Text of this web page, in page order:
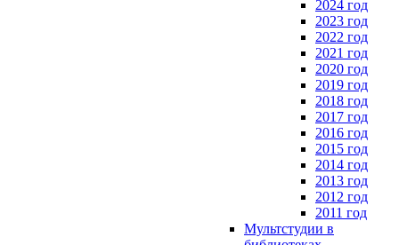
2024 год
2023 год
2022 год
2021 год
2020 год
2019 год
2018 год
2017 год
2016 год
2015 год
2014 год
2013 год
2012 год
2011 год
Мультстудии в